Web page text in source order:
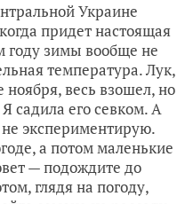
Украине
придет настоящая
году зимы вообще не
температура. Лук,
весь взошел, но
садила его севком. А
экспериментирую.
а потом маленькие
— подождите до
глядя на погоду,